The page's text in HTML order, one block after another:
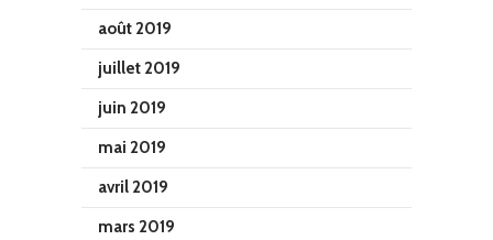
août 2019
juillet 2019
juin 2019
mai 2019
avril 2019
mars 2019